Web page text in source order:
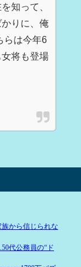
知って、
りに、俺
らは今年6
将も登場